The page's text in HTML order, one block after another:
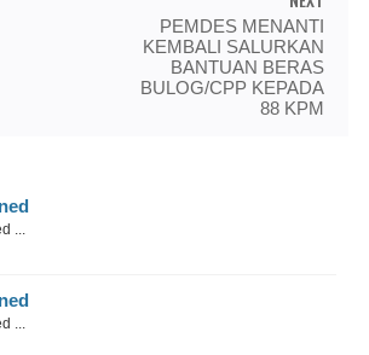
PEMDES MENANTI
KEMBALI SALURKAN
BANTUAN BERAS
BULOG/CPP KEPADA
88 KPM
...
...